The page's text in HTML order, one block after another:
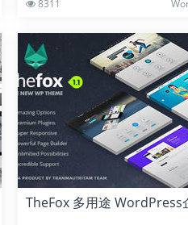
8311
TheFox 多用途 WordPress